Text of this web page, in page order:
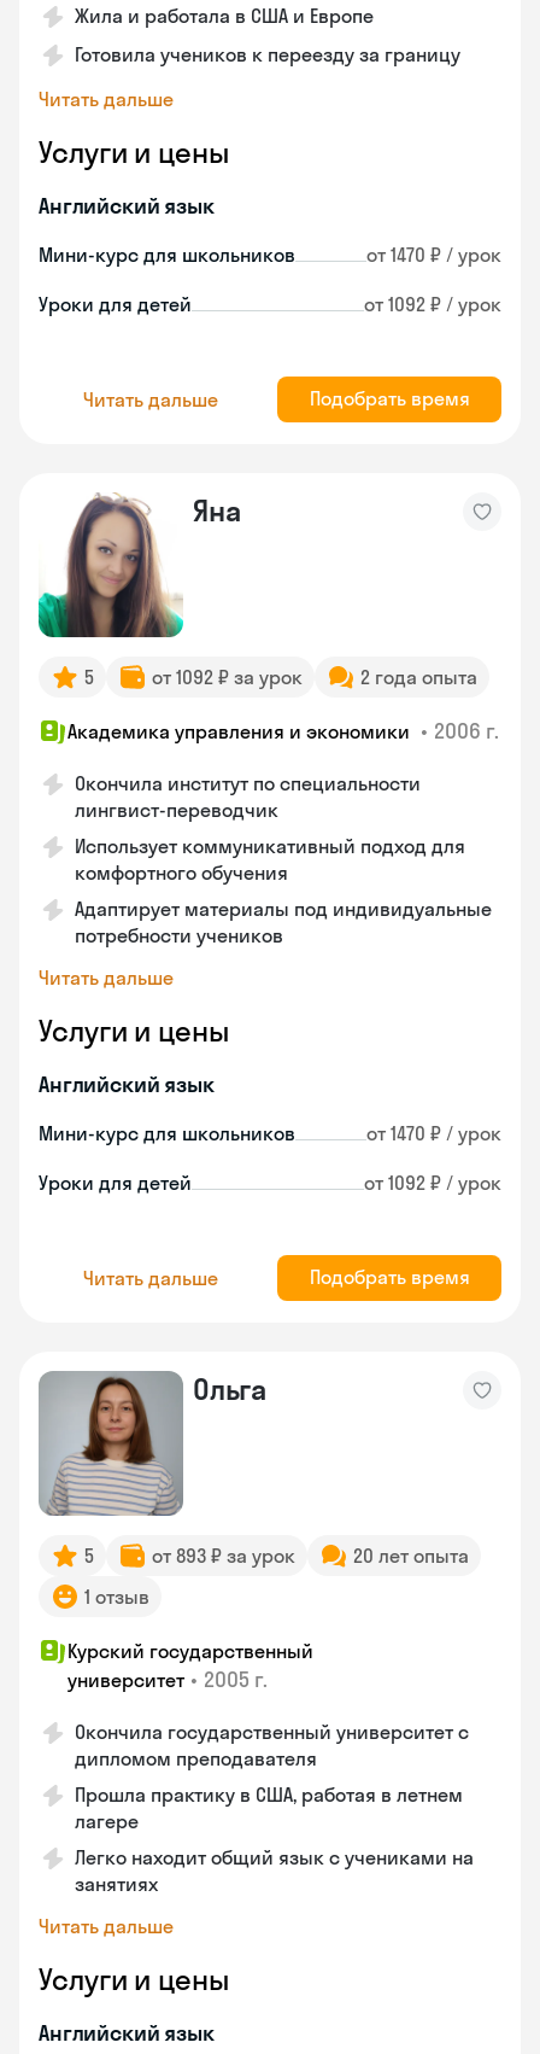
Жила и работала в США и Европе
Готовила учеников к переезду за границу
Читать дальше
Услуги и цены
Английский язык
Мини-курс для школьников от 1470 ₽ / урок
Уроки для детей от 1092 ₽ / урок
Читать дальше Подобрать время
Яна
5 от 1092 ₽ за урок 2 года опыта
Академика управления и экономики • 2006 г.
Окончила институт по специальности
лингвист-переводчик
Использует коммуникативный подход для
комфортного обучения
Адаптирует материалы под индивидуальные
потребности учеников
Читать дальше
Услуги и цены
Английский язык
Мини-курс для школьников от 1470 ₽ / урок
Уроки для детей от 1092 ₽ / урок
Читать дальше Подобрать время
Ольга
5 от 893 ₽ за урок
20 лет опыта
1 отзыв
Курский государственный
университет • 2005 г.
Окончила государственный университет с
дипломом преподавателя
Прошла практику в США, работая в летнем
лагере
Легко находит общий язык с учениками на
занятиях
Читать дальше
Услуги и цены
Английский язык